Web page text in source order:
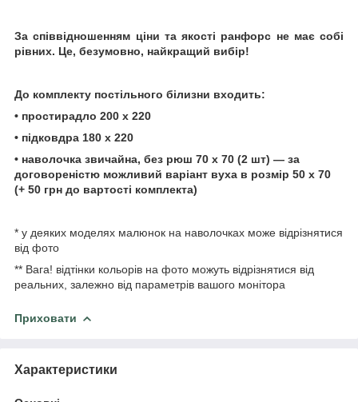
За співвідношенням ціни та якості ранфорс не має собі
рівних. Це, безумовно, найкращий вибір!
До комплекту постільного білизни входить:
• простирадло 200 х 220
• підковдра 180 х 220
• наволочка звичайна, без рюш 70 х 70 (2 шт) — за
договореністю можливий варіант вуха в розмір 50 х 70
(+ 50 грн до вартості комплекта)
* у деяких моделях малюнок на наволочках може відрізнятися
від фото
** Вага! відтінки кольорів на фото можуть відрізнятися від
реальних, залежно від параметрів вашого монітора
Приховати
Характеристики